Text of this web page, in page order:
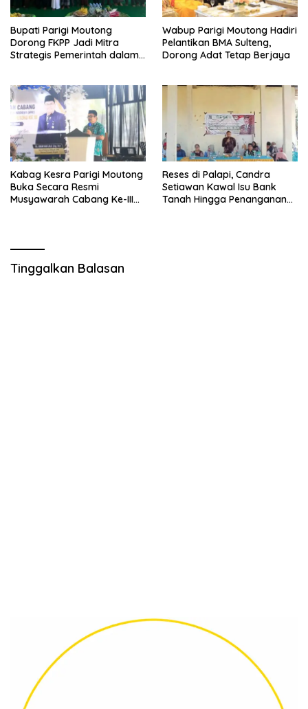
Bupati Parigi Moutong
Dorong FKPP Jadi Mitra
Strategis Pemerintah dalam
Wabup Parigi Moutong Hadiri
Pelantikan BMA Sulteng,
Dorong Adat Tetap Berjaya
Kabag Kesra Parigi Moutong
Buka Secara Resmi
Musyawarah Cabang Ke-III
Reses di Palapi, Candra
Setiawan Kawal Isu Bank
Tanah Hingga Penanganan
Tinggalkan Balasan